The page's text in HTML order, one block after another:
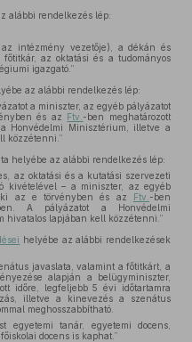
alábbi rendelkezés lép:
intézmény vezetője), a dékán és
az oktatási és a tudományos
igazgató.”
az alábbi rendelkezés lép:
a miniszter, az egyéb pályázatot
és az Ftv.-ben meghatározott
Honvédelmi Minisztérium, illetve a
közzétenni.”
helyébe az alábbi rendelkezés lép:
az oktatási és a kutatási szervezeti
kivételével – a miniszter, az egyéb
ki az e törvényben és az Ftv. -ben
A pályázatot a Honvédelmi
lapjában kell közzétenni.”
helyébe az alábbi rendelkezések
javaslata, valamint a főtitkárt, a
alapján a belügyminiszter,
időre, legfeljebb 5 évi időtartamra
illetve a kinevezés a szenátus
meghosszabbítható.
egyetemi tanár, egyetemi docens,
docens is kaphat.”